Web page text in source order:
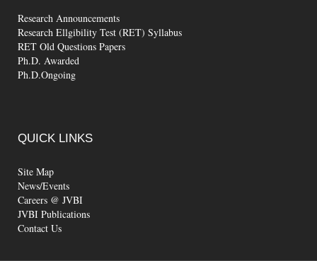
Research Announcements
Research Ellgibility Test (RET) Syllabus
RET Old Questions Papers
Ph.D. Awarded
Ph.D.Ongoing
QUICK LINKS
Site Map
News/Events
Careers @ JVBI
JVBI Publications
Contact Us